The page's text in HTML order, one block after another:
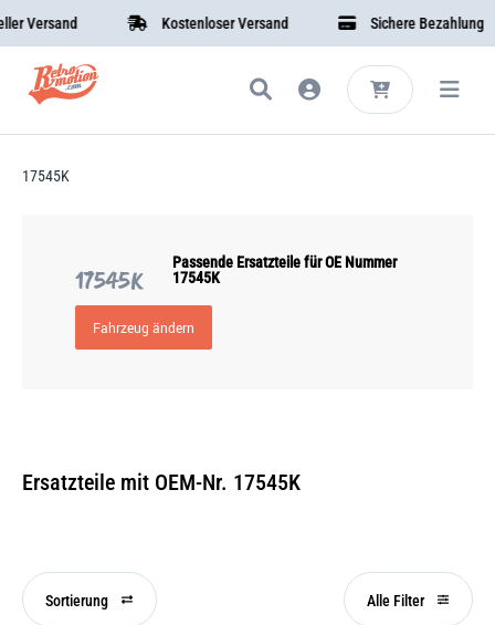
Versand Kostenloser Versand Sichere Bezahlung
17545K
17545K
Passende Ersatzteile für OE Nummer
17545K
Fahrzeug ändern
Ersatzteile mit OEM-Nr. 17545K
Sortierung Alle Filter